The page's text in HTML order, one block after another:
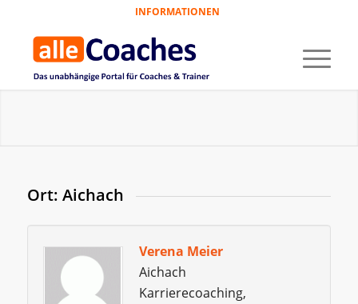
INFORMATIONEN
Ort: Aichach
Verena Meier
Aichach
Karrierecoaching,